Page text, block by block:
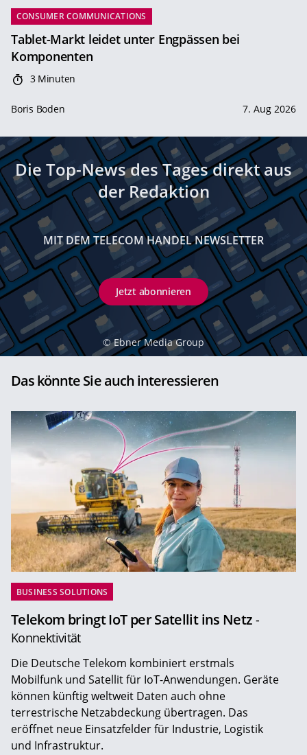
CONSUMER COMMUNICATIONS
Tablet-Markt leidet unter Engpässen bei
Komponenten
3 Minuten
Boris Boden 7. Aug 2026
Die Top-News des Tages direkt aus
der Redaktion
MIT DEM TELECOM HANDEL NEWSLETTER
Jetzt abonnieren
© Ebner Media Group
Das könnte Sie auch interessieren
BUSINESS SOLUTIONS
Telekom bringt IoT per Satellit ins Netz -
Konnektivität
Die Deutsche Telekom kombiniert erstmals
Mobilfunk und Satellit für IoT-Anwendungen. Geräte
können künftig weltweit Daten auch ohne
terrestrische Netzabdeckung übertragen. Das
eröffnet neue Einsatzfelder für Industrie, Logistik
und Infrastruktur.